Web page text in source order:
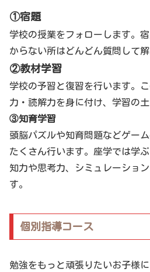
①宿題
学校の授業をフォローします。
からない所はどんどん質問して
②教材学習
学校の予習と復習を行います。
力・読解力を身に付け、学習の土
③知育学習
頭脳パズルや知育問題などゲー
たくさん行います。座学では学
知力や思考力、シミュレーショ
す。
個別指導コース
勉強をもっと頑張りたいお子様